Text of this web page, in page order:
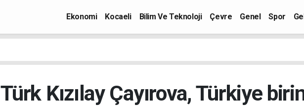
Ekonomi Kocaeli Bilim Ve Teknoloji Çevre Genel Spor
Türk Kızılay Çayırova, Türkiye